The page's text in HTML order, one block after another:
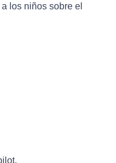
los niños sobre el